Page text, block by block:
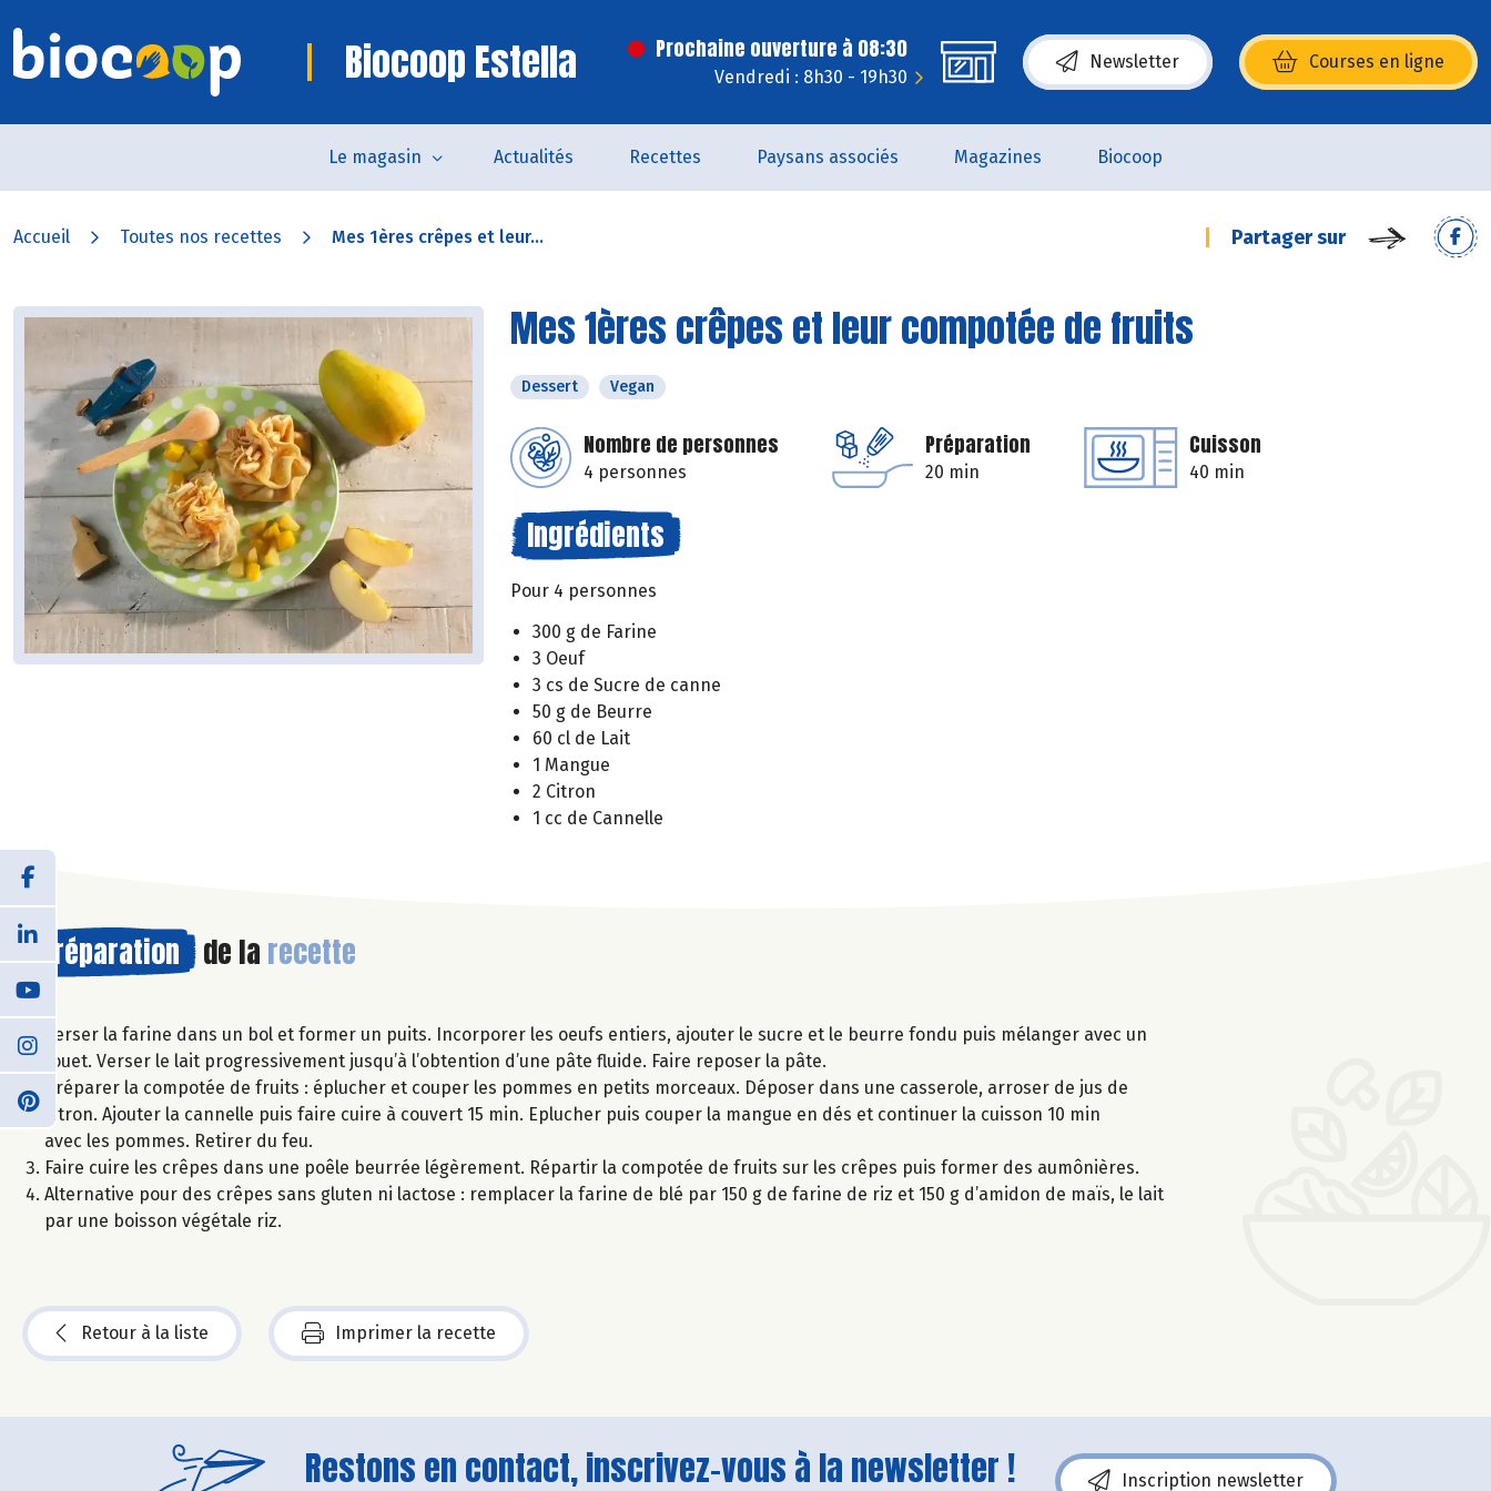
Biocoop Estella Prochaine ouverture à 08:30
Vendredi : 8h30 - 19h30
Newsletter Courses en ligne
(s’ouvre dans une nouvelle fenêtre)
Le magasin Actualités Recettes Paysans associés Magazines Biocoop
Accueil Toutes nos recettes Mes 1ères crêpes et leur... Partager sur
Mes 1ères crêpes et leur compotée de fruits
Dessert Vegan
Nombre de personnes
4 personnes
Préparation
20 min
Cuisson
40 min
Ingrédients
Pour 4 personnes
300 g de Farine
3 Oeuf
3 cs de Sucre de canne
50 g de Beurre
60 cl de Lait
1 Mangue
2 Citron
1 cc de Cannelle
Préparation de la recette
Verser la farine dans un bol et former un puits. Incorporer les oeufs entiers, ajouter le sucre et le beurre fondu puis mélanger avec un
fouet. Verser le lait progressivement jusqu’à l’obtention d’une pâte fluide. Faire reposer la pâte.
Préparer la compotée de fruits : éplucher et couper les pommes en petits morceaux. Déposer dans une casserole, arroser de jus de
citron. Ajouter la cannelle puis faire cuire à couvert 15 min. Eplucher puis couper la mangue en dés et continuer la cuisson 10 min
avec les pommes. Retirer du feu.
Faire cuire les crêpes dans une poêle beurrée légèrement. Répartir la compotée de fruits sur les crêpes puis former des aumônières.
Alternative pour des crêpes sans gluten ni lactose : remplacer la farine de blé par 150 g de farine de riz et 150 g d’amidon de maïs, le lait
par une boisson végétale riz.
Retour à la liste Imprimer la recette
Restons en contact, inscrivez-vous à la newsletter ! Inscription newsletter